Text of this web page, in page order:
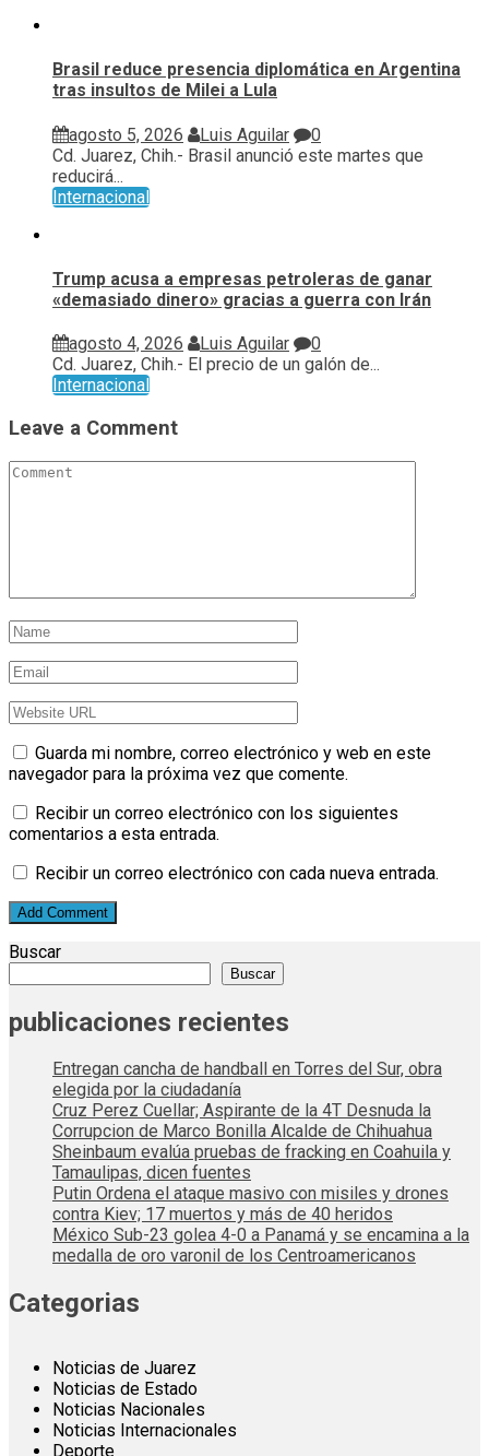
Brasil reduce presencia diplomática en Argentina
tras insultos de Milei a Lula
agosto 5, 2026 Luis Aguilar
0
Cd. Juarez, Chih.- Brasil anunció este martes que
reducirá...
Internacional
Trump acusa a empresas petroleras de ganar
«demasiado dinero» gracias a guerra con Irán
agosto 4, 2026 Luis Aguilar
0
Cd. Juarez, Chih.- El precio de un galón de...
Internacional
Leave a Comment
Guarda mi nombre, correo electrónico y web en este
navegador para la próxima vez que comente.
Recibir un correo electrónico con los siguientes
comentarios a esta entrada.
Recibir un correo electrónico con cada nueva entrada.
Buscar
Buscar
publicaciones recientes
Entregan cancha de handball en Torres del Sur, obra
elegida por la ciudadanía
Cruz Perez Cuellar; Aspirante de la 4T Desnuda la
Corrupcion de Marco Bonilla Alcalde de Chihuahua
Sheinbaum evalúa pruebas de fracking en Coahuila y
Tamaulipas, dicen fuentes
Putin Ordena el ataque masivo con misiles y drones
contra Kiev; 17 muertos y más de 40 heridos
México Sub-23 golea 4-0 a Panamá y se encamina a la
medalla de oro varonil de los Centroamericanos
Categorias
Noticias de Juarez
Noticias de Estado
Noticias Nacionales
Noticias Internacionales
Deporte